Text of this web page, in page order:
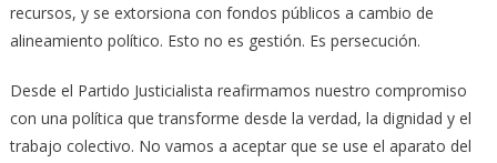
recursos, y se extorsiona con fondos públicos a cambio de
alineamiento político. Esto no es gestión. Es persecución.
Desde el Partido Justicialista reafirmamos nuestro compromiso
con una política que transforme desde la verdad, la dignidad y el
trabajo colectivo. No vamos a aceptar que se use el aparato del